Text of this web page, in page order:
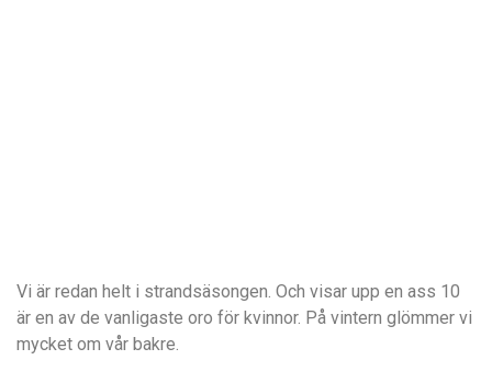
Vi är redan helt i strandsäsongen. Och visar upp en ass 10
är en av de vanligaste oro för kvinnor. På vintern glömmer vi
mycket om vår bakre.